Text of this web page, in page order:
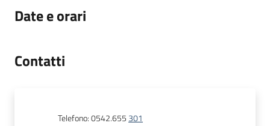
Date e orari
Contatti
Telefono:0542.655 301